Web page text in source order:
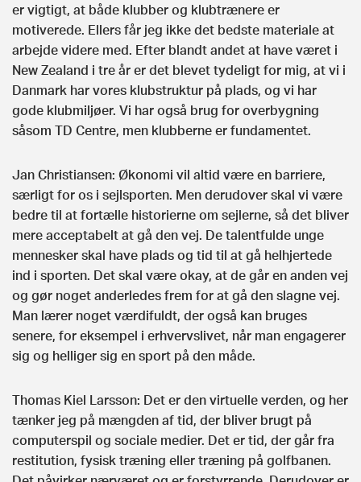
er vigtigt, at både klubber og klubtrænere er
motiverede. Ellers får jeg ikke det bedste materiale at
arbejde videre med. Efter blandt andet at have været i
New ZeaIand i tre år er det blevet tydeligt for mig, at vi i
Danmark har vores klubstruktur på plads, og vi har
gode klubmiljøer. Vi har også brug for overbygning
såsom TD Centre, men klubberne er fundamentet.
Jan Christiansen: Økonomi vil altid være en barriere,
særligt for os i sejlsporten. Men derudover skal vi være
bedre til at fortælle historierne om sejlerne, så det bliver
mere acceptabelt at gå den vej. De talentfulde unge
mennesker skal have plads og tid til at gå helhjertede
ind i sporten. Det skal være okay, at de går en anden vej
og gør noget anderledes frem for at gå den slagne vej.
Man lærer noget værdifuldt, der også kan bruges
senere, for eksempel i erhvervslivet, når man engagerer
sig og helliger sig en sport på den måde.
Thomas Kiel Larsson: Det er den virtuelle verden, og her
tænker jeg på mængden af tid, der bliver brugt på
computerspil og sociale medier. Det er tid, der går fra
restitution, fysisk træning eller træning på golfbanen.